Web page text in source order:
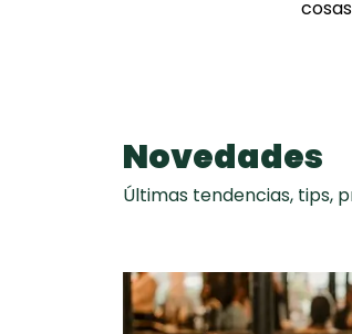
Novedades
Últimas tendencias, tips,